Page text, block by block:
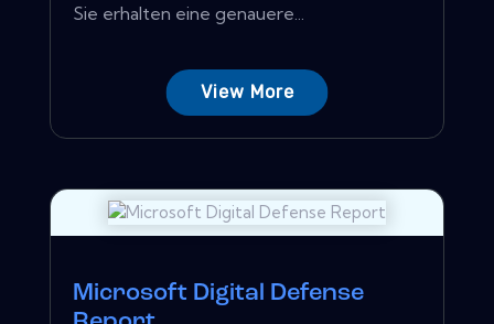
Sie erhalten eine genauere...
View More
Microsoft Digital Defense